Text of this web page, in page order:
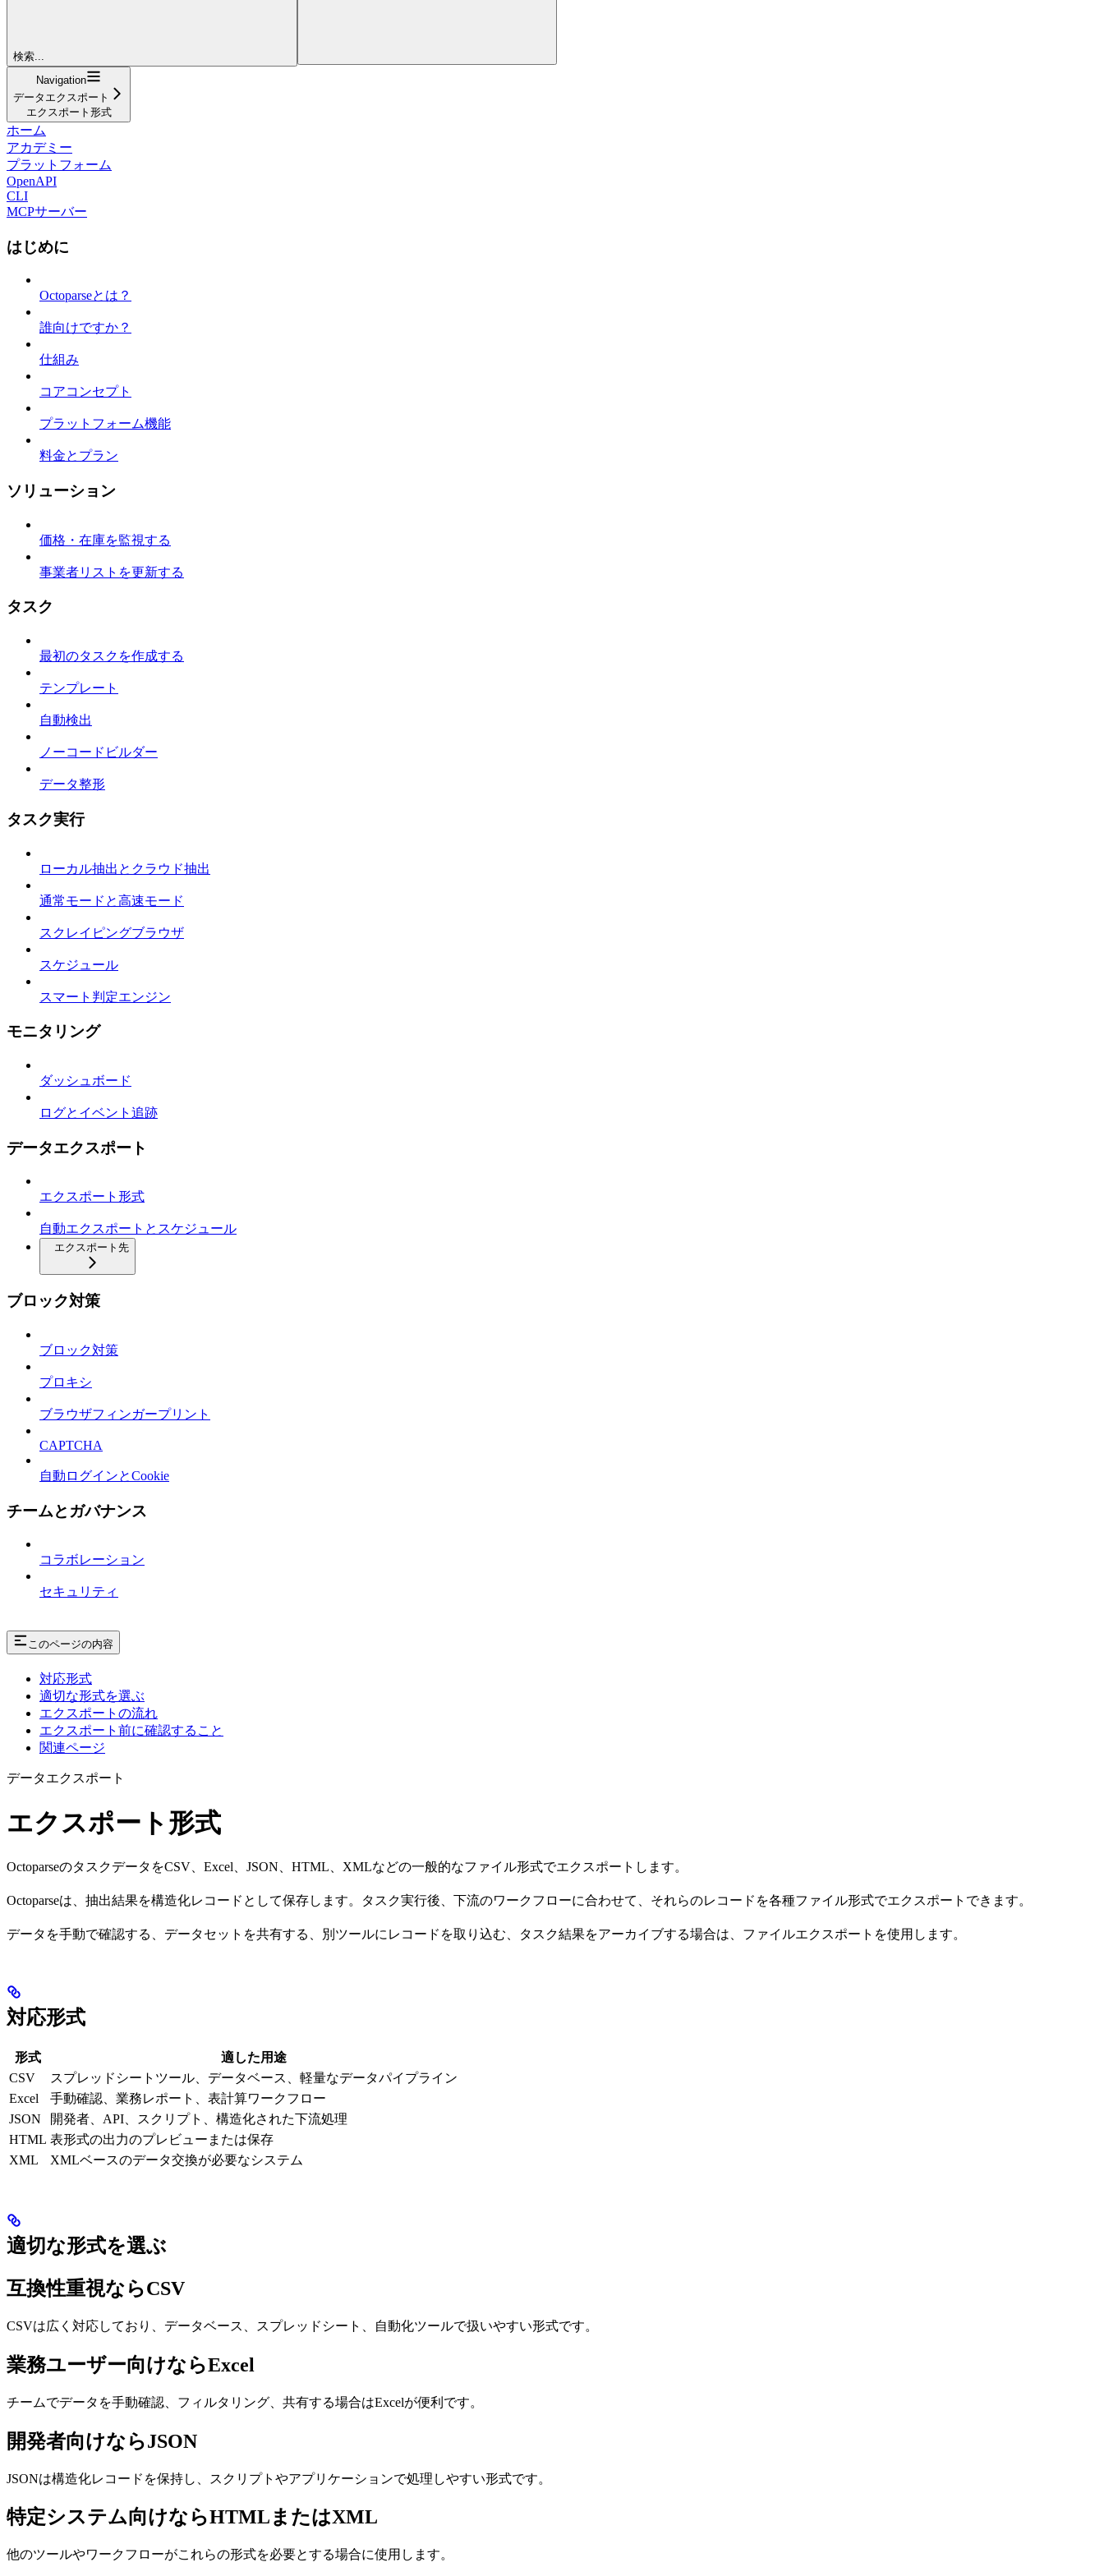
検索...
Navigation
データエクスポート
エクスポート形式
ホーム
アカデミー
プラットフォーム
OpenAPI
CLI
MCPサーバー
はじめに
Octoparseとは？
誰向けですか？
仕組み
コアコンセプト
プラットフォーム機能
料金とプラン
ソリューション
価格・在庫を監視する
事業者リストを更新する
タスク
最初のタスクを作成する
テンプレート
自動検出
ノーコードビルダー
データ整形
タスク実行
ローカル抽出とクラウド抽出
通常モードと高速モード
スクレイピングブラウザ
スケジュール
スマート判定エンジン
モニタリング
ダッシュボード
ログとイベント追跡
データエクスポート
エクスポート形式
自動エクスポートとスケジュール
エクスポート先
ブロック対策
ブロック対策
プロキシ
ブラウザフィンガープリント
CAPTCHA
自動ログインとCookie
チームとガバナンス
コラボレーション
セキュリティ
このページの内容
対応形式
適切な形式を選ぶ
エクスポートの流れ
エクスポート前に確認すること
関連ページ
データエクスポート
エクスポート形式
OctoparseのタスクデータをCSV、Excel、JSON、HTML、XMLなどの一般的なファイル形式でエクスポートします。
Octoparseは、抽出結果を構造化レコードとして保存します。タスク実行後、下流のワークフローに合わせて、それらのレコードを各種ファイル形式でエクスポートできます。
データを手動で確認する、データセットを共有する、別ツールにレコードを取り込む、タスク結果をアーカイブする場合は、ファイルエクスポートを使用します。
対応形式
形式
適した用途
CSV
スプレッドシートツール、データベース、軽量なデータパイプライン
Excel
手動確認、業務レポート、表計算ワークフロー
JSON
開発者、API、スクリプト、構造化された下流処理
HTML 表形式の出力のプレビューまたは保存
XML
XMLベースのデータ交換が必要なシステム
適切な形式を選ぶ
互換性重視ならCSV
CSVは広く対応しており、データベース、スプレッドシート、自動化ツールで扱いやすい形式です。
業務ユーザー向けならExcel
チームでデータを手動確認、フィルタリング、共有する場合はExcelが便利です。
開発者向けならJSON
JSONは構造化レコードを保持し、スクリプトやアプリケーションで処理しやすい形式です。
特定システム向けならHTMLまたはXML
他のツールやワークフローがこれらの形式を必要とする場合に使用します。